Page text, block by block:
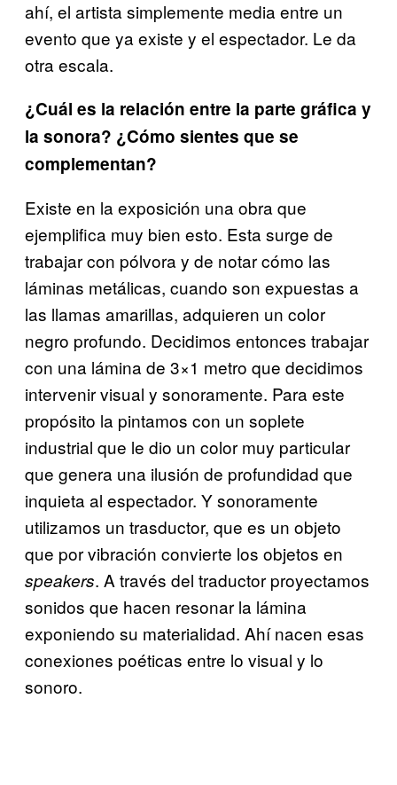
ahí, el artista simplemente media entre un
evento que ya existe y el espectador. Le da
otra escala.
¿Cuál es la relación entre la parte gráfica y
la sonora? ¿Cómo sientes que se
complementan?
Existe en la exposición una obra que
ejemplifica muy bien esto. Esta surge de
trabajar con pólvora y de notar cómo las
láminas metálicas, cuando son expuestas a
las llamas amarillas, adquieren un color
negro profundo. Decidimos entonces trabajar
con una lámina de 3×1 metro que decidimos
intervenir visual y sonoramente. Para este
propósito la pintamos con un soplete
industrial que le dio un color muy particular
que genera una ilusión de profundidad que
inquieta al espectador. Y sonoramente
utilizamos un trasductor, que es un objeto
que por vibración convierte los objetos en
speakers. A través del traductor proyectamos
sonidos que hacen resonar la lámina
exponiendo su materialidad. Ahí nacen esas
conexiones poéticas entre lo visual y lo
sonoro.